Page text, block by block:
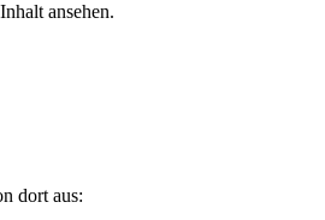
ansehen.
dort aus: